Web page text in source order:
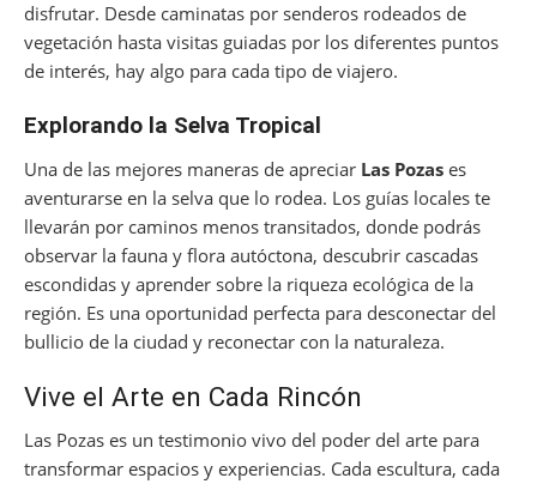
disfrutar. Desde caminatas por senderos rodeados de
vegetación hasta visitas guiadas por los diferentes puntos
de interés, hay algo para cada tipo de viajero.
Explorando la Selva Tropical
Una de las mejores maneras de apreciar Las Pozas es
aventurarse en la selva que lo rodea. Los guías locales te
llevarán por caminos menos transitados, donde podrás
observar la fauna y flora autóctona, descubrir cascadas
escondidas y aprender sobre la riqueza ecológica de la
región. Es una oportunidad perfecta para desconectar del
bullicio de la ciudad y reconectar con la naturaleza.
Vive el Arte en Cada Rincón
Las Pozas es un testimonio vivo del poder del arte para
transformar espacios y experiencias. Cada escultura, cada